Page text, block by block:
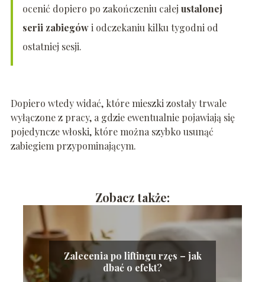
ocenić dopiero po zakończeniu całej ustalonej
serii zabiegówi odczekaniu kilku tygodni od
ostatniej sesji.
Dopiero wtedy widać, które mieszki zostały trwale
wyłączone z pracy, a gdzie ewentualnie pojawiają się
pojedyncze włoski, które można szybko usunąć
zabiegiem przypominającym.
Zobacz także:
Zalecenia po liftingu rzęs – jak
dbać o efekt?